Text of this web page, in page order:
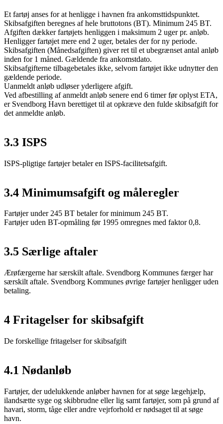
Et fartøj anses for at henligge i havnen fra ankomsttidspunktet.
Skibsafgiften beregnes af hele bruttotons (BT). Minimum 245 BT.
Afgiften dækker fartøjets henliggen i maksimum 2 uger pr. anløb.
Henligger fartøjet mere end 2 uger, betales der for ny periode.
Skibsafgiften (Månedsafgiften) giver ret til et ubegrænset antal anløb
inden for 1 måned. Gældende fra ankomstdato.
Skibsafgifterne tilbagebetales ikke, selvom fartøjet ikke udnytter den
gældende periode.
Uanmeldt anløb udløser yderligere afgift.
Ved afbestilling af anmeldt anløb senere end 6 timer før oplyst ETA,
er Svendborg Havn berettiget til at opkræve den fulde skibsafgift for
det anmeldte anløb.
3.3 ISPS
ISPS-pligtige fartøjer betaler en ISPS-facilitetsafgift.
3.4 Minimumsafgift og måleregler
Fartøjer under 245 BT betaler for minimum 245 BT.
Fartøjer uden BT-opmåling før 1995 omregnes med faktor 0,8.
3.5 Særlige aftaler
Ærøfærgerne har særskilt aftale. Svendborg Kommunes færger har
særskilt aftale. Svendborg Kommunes øvrige fartøjer henligger uden
betaling.
4 Fritagelser for skibsafgift
De forskellige fritagelser for skibsafgift
4.1 Nødanløb
Fartøjer, der udelukkende anløber havnen for at søge lægehjælp,
ilandsætte syge og skibbrudne eller lig samt fartøjer, som på grund af
havari, storm, tåge eller andre vejrforhold er nødsaget til at søge
havn.